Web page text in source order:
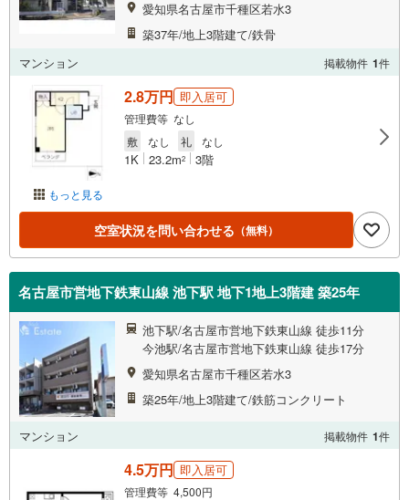
愛知県名古屋市千種区若水3
築37年/地上3階建て/鉄骨
マンション
掲載物件 1件
もっと見る
2.8万円 即入居可
管理費等 なし
敷
なし 礼 なし
1K 23.2m2 3階
空室状況を問い合わせる （無料）
名古屋市営地下鉄東山線 池下駅 地下1地上3階建 築25年
池下駅/名古屋市営地下鉄東山線 徒歩11分
今池駅/名古屋市営地下鉄東山線 徒歩17分
愛知県名古屋市千種区若水3
築25年/地上3階建て/鉄筋コンクリート
マンション 掲載物件 1件
4.5万円 即入居可
管理費等 4,500円